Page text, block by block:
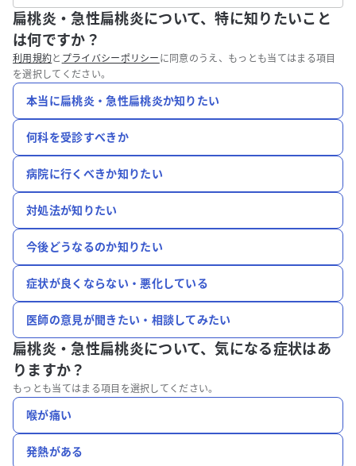
扁桃炎・急性扁桃炎について、特に知りたいこと
は何ですか？
利用規約と プライバシーポリシー に同意のうえ、もっとも当てはまる項目
を選択してください。
本当に扁桃炎・急性扁桃炎か知りたい
何科を受診すべきか
病院に行くべきか知りたい
対処法が知りたい
今後どうなるのか知りたい
症状が良くならない・悪化している
医師の意見が聞きたい・相談してみたい
扁桃炎・急性扁桃炎について、気になる症状はあ
りますか？
もっとも当てはまる項目を選択してください。
喉が痛い
発熱がある